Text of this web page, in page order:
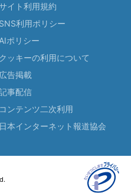
イト利用規約
SNS利用ポリシー
AIポリシー
クッキーの利用について
広告掲載
事配信
コンテンツ二次利用
日本インターネット報道協会